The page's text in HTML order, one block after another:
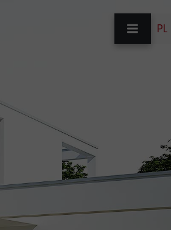
PL